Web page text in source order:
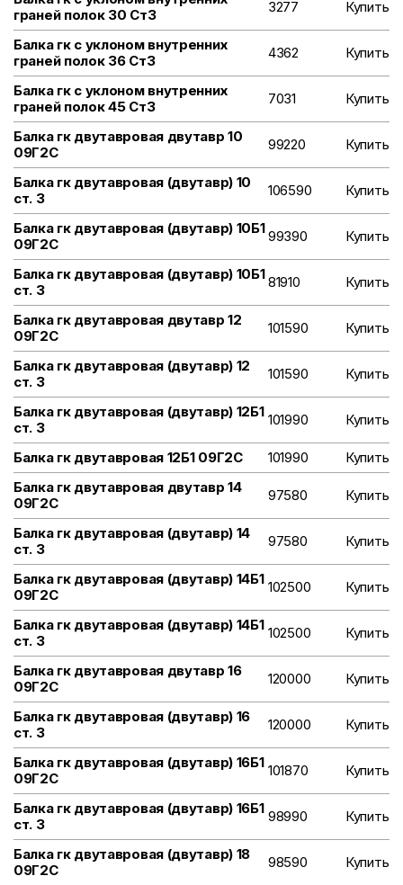
граней полок 30 Ст3
3277 Купить
Балка гк с уклоном внутренних
граней полок 36 Ст3
4362 Купить
Балка гк с уклоном внутренних
граней полок 45 Ст3
7031 Купить
Балка гк двутавровая двутавр 10
09Г2С
99220 Купить
Балка гк двутавровая (двутавр) 10
ст. 3
106590 Купить
Балка гк двутавровая (двутавр) 10Б1
09Г2С
99390 Купить
Балка гк двутавровая (двутавр) 10Б1
ст. 3
81910 Купить
Балка гк двутавровая двутавр 12
09Г2С
101590 Купить
Балка гк двутавровая (двутавр) 12
ст. 3
101590 Купить
Балка гк двутавровая (двутавр) 12Б1
ст. 3
101990 Купить
Балка гк двутавровая 12Б1 09Г2С 101990
Купить
Балка гк двутавровая двутавр 14
09Г2С
97580 Купить
Балка гк двутавровая (двутавр) 14
ст. 3
97580 Купить
Балка гк двутавровая (двутавр) 14Б1
09Г2С
102500 Купить
Балка гк двутавровая (двутавр) 14Б1
ст. 3
102500 Купить
Балка гк двутавровая двутавр 16
09Г2С
120000 Купить
Балка гк двутавровая (двутавр) 16
ст. 3
120000 Купить
Балка гк двутавровая (двутавр) 16Б1
09Г2С
101870 Купить
Балка гк двутавровая (двутавр) 16Б1
ст. 3
98990 Купить
Балка гк двутавровая (двутавр) 18
09Г2С
98590 Купить